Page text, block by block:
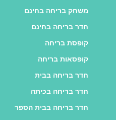
משחק בריחה בחינם
חדר בריחה בחינם
קופסת בריחה
קופסאות בריחה
חדר בריחה בבית
חדר בריחה בכיתה
חדר בריחה בבית הספר